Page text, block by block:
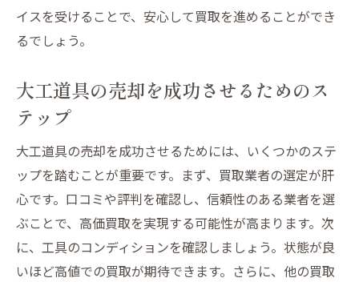
イスを受けることで、安心して買取を進めることができ
るでしょう。
大工道具の売却を成功させるためのス
テップ
大工道具の売却を成功させるためには、いくつかのステ
ップを踏むことが重要です。まず、買取業者の選定が肝
心です。口コミや評判を確認し、信頼性のある業者を選
ぶことで、高価買取を実現する可能性が高まります。次
に、工具のコンディションを確認しましょう。状態が良
いほど高値での買取が期待できます。さらに、他の買取